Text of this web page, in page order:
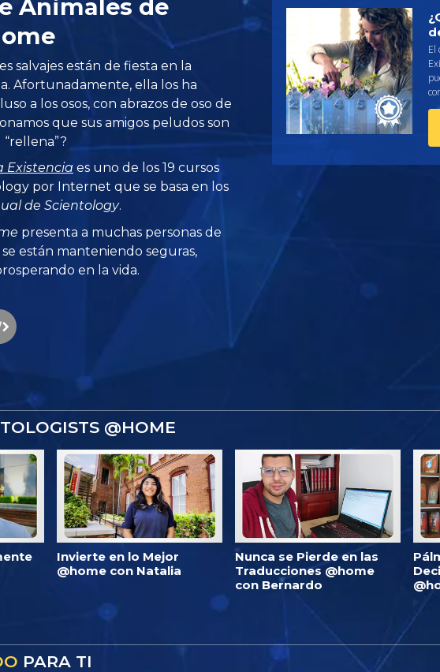
Animales de
salvajes están de fiesta en la
Afortunadamente, ella los ha
a los osos, con abrazos de oso de
que sus amigos peludos son
Existencia es uno de los 19 cursos
por Internet que se basa en los
de Scientology.
presenta a muchas personas de
están manteniendo seguras,
en la vida.
El
@HOME
Invierte en lo Mejor
@home con Natalia
Nunca se Pierde en las
Traducciones @home
con Bernardo
PARA TI